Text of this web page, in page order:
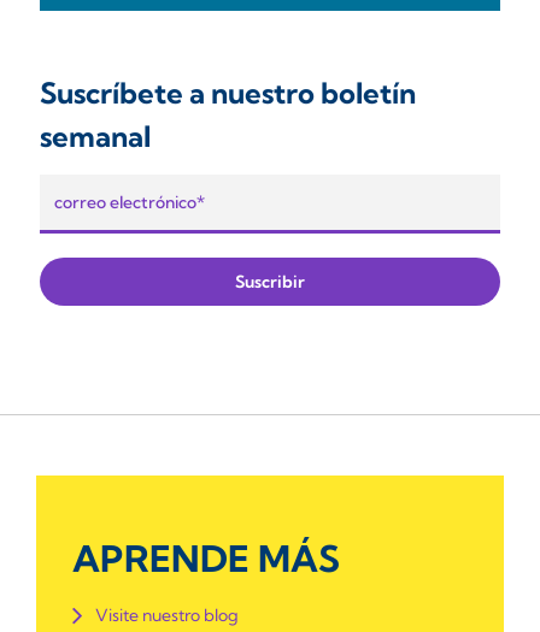
Suscríbete a nuestro boletín
semanal
APRENDE MÁS
Visite nuestro blog